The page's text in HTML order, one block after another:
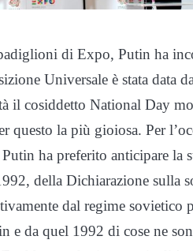
di Expo, Putin ha
Universale è stata data
il cosiddetto National Day
questo la più gioiosa. Per
ha preferito anticipare la
della Dichiarazione sulla
dal regime sovietico
e da quel 1992 di cose ne